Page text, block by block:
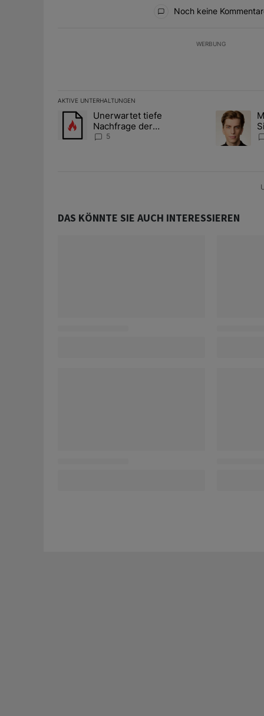
Noch keine
WERBUNG
AKTIVE UNTERHALTUNGEN
Das Folgende ist eine Liste der am meisten
Ein Trendartikel mit dem Titel "Unerwartet tiefe
Unerwartet tiefe
Nachfrage der
Zentralbanken könnte
5
Ein
DAS KÖNNTE SIE AUCH INTERESSIEREN